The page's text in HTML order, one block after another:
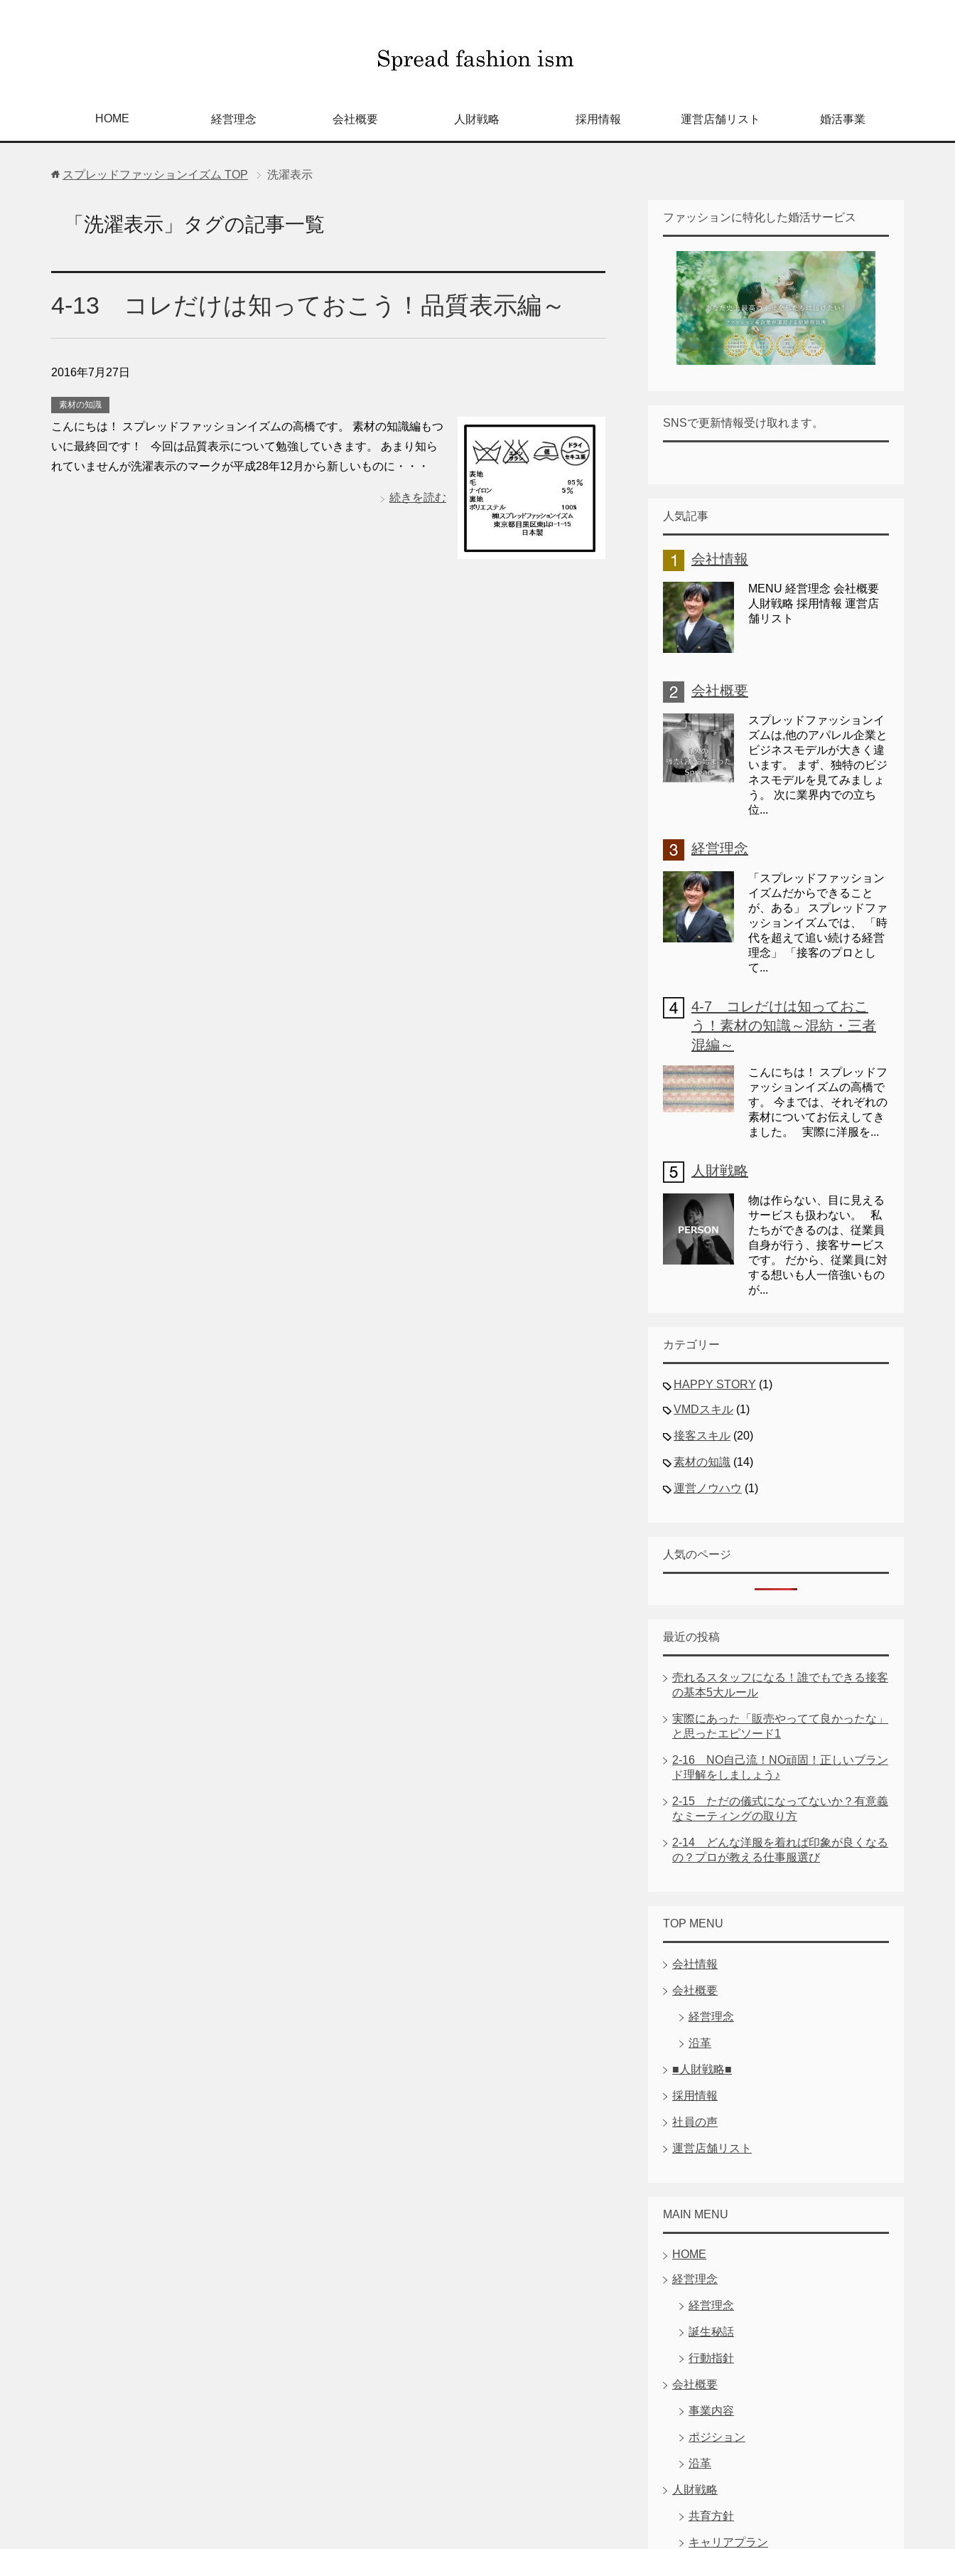
HOME 経営理念 会社概要 人財戦略 採用情報 運営店舗リスト 婚活事業
スプレッドファッションイズム TOP 洗濯表示
「洗濯表示」タグの記事一覧
4-13 コレだけは知っておこう！品質表示編～
2016年7月27日
素材の知識
こんにちは！ スプレッドファッションイズムの高橋です。 素材の知識編もつ
いに最終回です！ 今回は品質表示について勉強していきます。 あまり知ら
れていませんが洗濯表示のマークが平成28年12月から新しいものに・・・
続きを読む
ファッションに特化した婚活サービス
SNSで更新情報受け取れます。
人気記事
会社情報
MENU 経営理念 会社概要
人財戦略 採用情報 運営店
舗リスト
会社概要
スプレッドファッションイ
ズムは,他のアパレル企業と
ビジネスモデルが大きく違
います。 まず、独特のビジ
ネスモデルを見てみましょ
う。 次に業界内での立ち
位...
経営理念
「スプレッドファッション
イズムだからできること
が、ある」 スプレッドファ
ッションイズムでは、 「時
代を超えて追い続ける経営
理念」 「接客のプロとし
て...
4-7 コレだけは知っておこ
う！素材の知識～混紡・三者
混編～
こんにちは！ スプレッドフ
ァッションイズムの高橋で
す。 今までは、それぞれの
素材についてお伝えしてき
ました。 実際に洋服を...
人財戦略
物は作らない、目に見える
サービスも扱わない。 私
たちができるのは、従業員
自身が行う、接客サービス
です。 だから、従業員に対
する想いも人一倍強いもの
が...
カテゴリー
HAPPY STORY (1)
VMDスキル (1)
接客スキル (20)
素材の知識 (14)
運営ノウハウ (1)
人気のページ
最近の投稿
売れるスタッフになる！誰でもできる接客
の基本5大ルール
実際にあった「販売やってて良かったな」
と思ったエピソード1
2-16 NO自己流！NO頑固！正しいブラン
ド理解をしましょう♪
2-15 ただの儀式になってないか？有意義
なミーティングの取り方
2-14 どんな洋服を着れば印象が良くなる
の？プロが教える仕事服選び
TOP MENU
会社情報
会社概要
経営理念
沿革
■人財戦略■
採用情報
社員の声
運営店舗リスト
MAIN MENU
HOME
経営理念
経営理念
誕生秘話
行動指針
会社概要
事業内容
ポジション
沿革
人財戦略
共育方針
キャリアプラン